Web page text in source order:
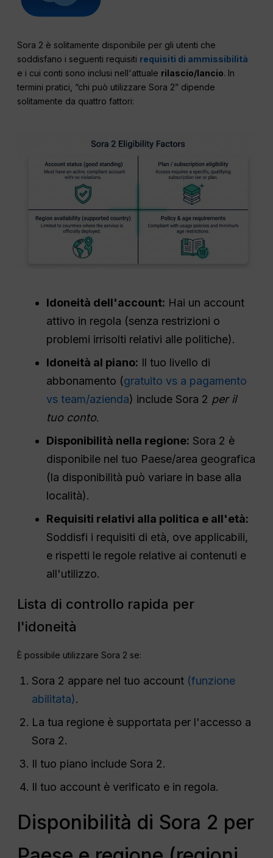
Sora 2 è solitamente disponibile per gli utenti che
soddisfano i seguenti requisiti requisiti di ammissibilità
e i cui conti sono inclusi nell'attuale rilascio/lancio. In
termini pratici, “chi può utilizzare Sora 2” dipende
solitamente da quattro fattori:
Idoneità dell'account: Hai un account
attivo in regola (senza restrizioni o
problemi irrisolti relativi alle politiche).
Idoneità al piano: Il tuo livello di
abbonamento (gratuito vs a pagamento
vs team/azienda) include Sora 2 per il
tuo conto.
Disponibilità nella regione: Sora 2 è
disponibile nel tuo Paese/area geografica
(la disponibilità può variare in base alla
località).
Requisiti relativi alla politica e all'età:
Soddisfi i requisiti di età, ove applicabili,
e rispetti le regole relative ai contenuti e
all'utilizzo.
Lista di controllo rapida per
l'idoneità
È possibile utilizzare Sora 2 se:
Sora 2 appare nel tuo account (funzione
abilitata).
La tua regione è supportata per l'accesso a
Sora 2.
Il tuo piano include Sora 2.
Il tuo account è verificato e in regola.
Disponibilità di Sora 2 per